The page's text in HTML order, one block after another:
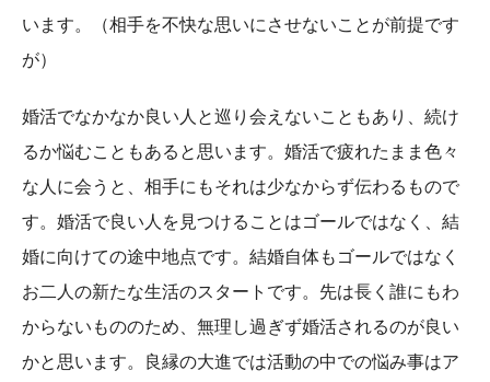
います。（相手を不快な思いにさせないことが前提です
が）
婚活でなかなか良い人と巡り会えないこともあり、続け
るか悩むこともあると思います。婚活で疲れたまま色々
な人に会うと、相手にもそれは少なからず伝わるもので
す。婚活で良い人を見つけることはゴールではなく、結
婚に向けての途中地点です。結婚自体もゴールではなく
お二人の新たな生活のスタートです。先は長く誰にもわ
からないもののため、無理し過ぎず婚活されるのが良い
かと思います。良縁の大進では活動の中での悩み事はア